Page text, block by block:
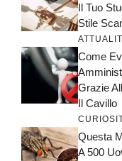
Il Tuo
Stile
Come
Grazie
Il Cavillo
Questa
A 500